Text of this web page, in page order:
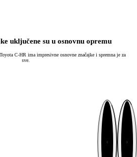
uključene su u osnovnu opremu
C-HR ima impresivne osnovne značajke i spremna je za
sve.
Prethodno
Sljedeće